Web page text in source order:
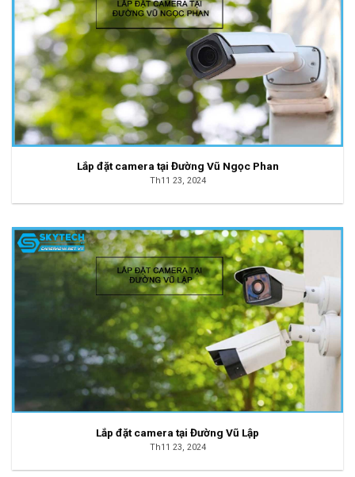
Lắp đặt camera tại Đường Vũ Ngọc Phan
Th11 23, 2024
Lắp đặt camera tại Đường Vũ Lập
Th11 23, 2024